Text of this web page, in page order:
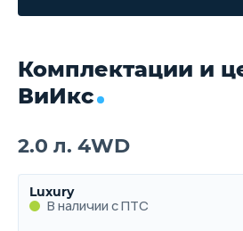
Комплектации и
ВиИкс
2.0 л. 4WD
Luxury
В наличии с ПТС